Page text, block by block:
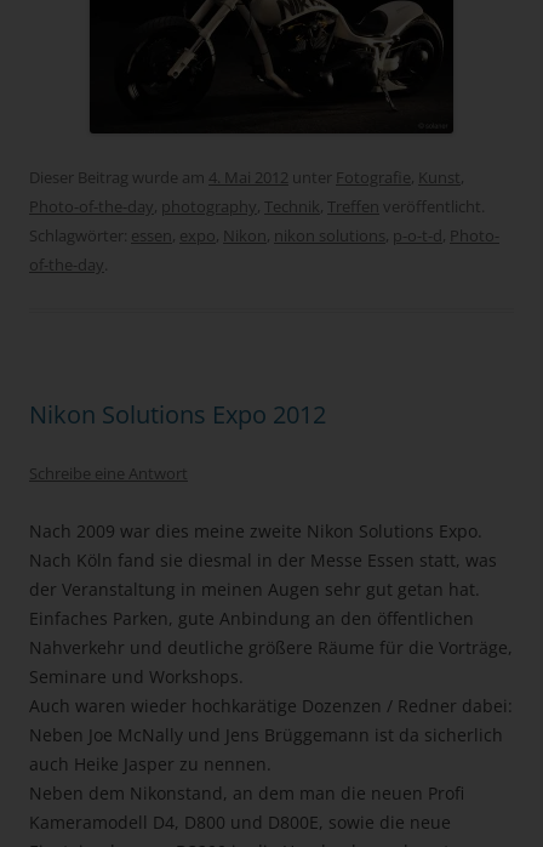
Dieser Beitrag wurde am 4. Mai 2012 unter Fotografie, Kunst,
Photo-of-the-day, photography, Technik, Treffen veröffentlicht.
Schlagwörter: essen, expo, Nikon, nikon solutions, p-o-t-d, Photo-
of-the-day.
Nikon Solutions Expo 2012
Schreibe eine Antwort
Nach 2009 war dies meine zweite Nikon Solutions Expo.
Nach Köln fand sie diesmal in der Messe Essen statt, was
der Veranstaltung in meinen Augen sehr gut getan hat.
Einfaches Parken, gute Anbindung an den öffentlichen
Nahverkehr und deutliche größere Räume für die Vorträge,
Seminare und Workshops.
Auch waren wieder hochkarätige Dozenzen / Redner dabei:
Neben Joe McNally und Jens Brüggemann ist da sicherlich
auch Heike Jasper zu nennen.
Neben dem Nikonstand, an dem man die neuen Profi
Kameramodell D4, D800 und D800E, sowie die neue